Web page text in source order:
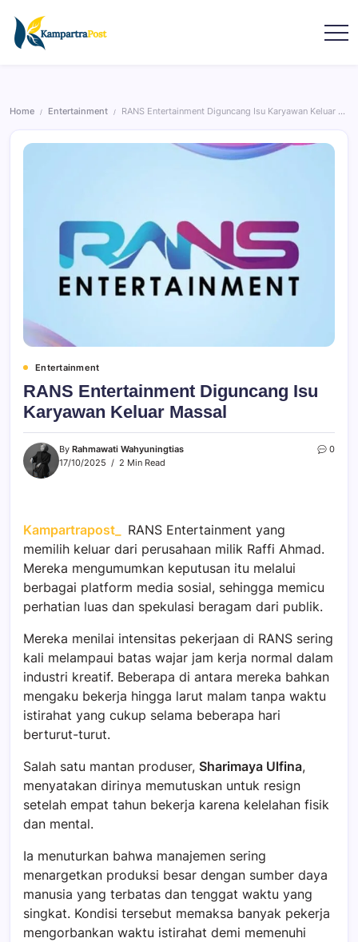
Home / Entertainment / RANS Entertainment Diguncang Isu Karyawan Keluar Massal
Entertainment
RANS Entertainment Diguncang Isu
Karyawan Keluar Massal
By Rahmawati Wahyuningtias
17/10/2025
2 Min Read
0
Kampartrapost_
RANS Entertainment yang
memilih keluar dari perusahaan milik Raffi Ahmad.
Mereka mengumumkan keputusan itu melalui
berbagai platform media sosial, sehingga memicu
perhatian luas dan spekulasi beragam dari publik.
Mereka menilai intensitas pekerjaan di RANS sering
kali melampaui batas wajar jam kerja normal dalam
industri kreatif. Beberapa di antara mereka bahkan
mengaku bekerja hingga larut malam tanpa waktu
istirahat yang cukup selama beberapa hari
berturut-turut.
Salah satu mantan produser, Sharimaya Ulfina,
menyatakan dirinya memutuskan untuk resign
setelah empat tahun bekerja karena kelelahan fisik
dan mental.
Ia menuturkan bahwa manajemen sering
menargetkan produksi besar dengan sumber daya
manusia yang terbatas dan tenggat waktu yang
singkat. Kondisi tersebut memaksa banyak pekerja
mengorbankan waktu istirahat demi memenuhi